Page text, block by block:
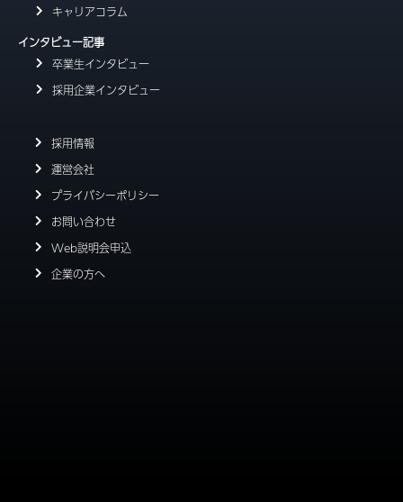
キャリアコラム
インタビュー記事
卒業生インタビュー
採用企業インタビュー
採用情報
運営会社
プライバシーポリシー
お問い合わせ
Web説明会申込
企業の方へ